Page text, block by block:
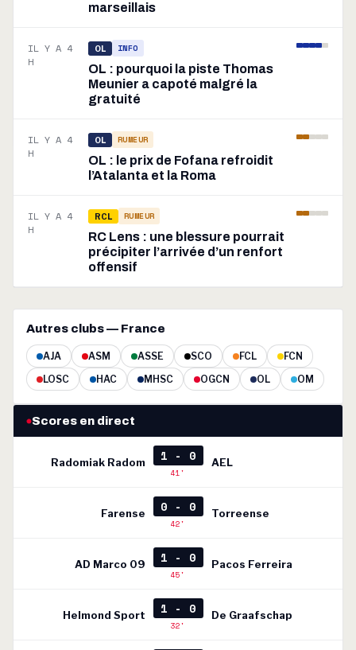
marseillais
IL Y A 4
H
OL INFO
OL : pourquoi la piste Thomas
Meunier a capoté malgré la
gratuité
IL Y A 4
H
OL RUMEUR
OL : le prix de Fofana refroidit
l’Atalanta et la Roma
IL Y A 4
H
RCL RUMEUR
RC Lens : une blessure pourrait
précipiter l’arrivée d’un renfort
offensif
Autres clubs — France
AJA ASM ASSE SCO FCL
FCN
LOSC
HAC MHSC OGCN OL OM
Scores en direct
Radomiak Radom 1 - 0
41'
AEL
Farense 0 - 0
42'
Torreense
AD Marco 09 1 - 0
45'
Pacos Ferreira
Helmond Sport 1 - 0
32'
De Graafschap